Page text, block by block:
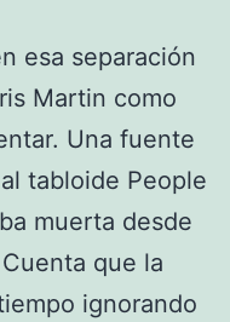
esa separación
Martin como
Una fuente
tabloide People
muerta desde
que la
ignorando